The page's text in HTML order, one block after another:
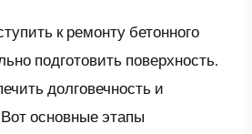
к ремонту бетонного
подготовить поверхность.
долговечность и
основные этапы